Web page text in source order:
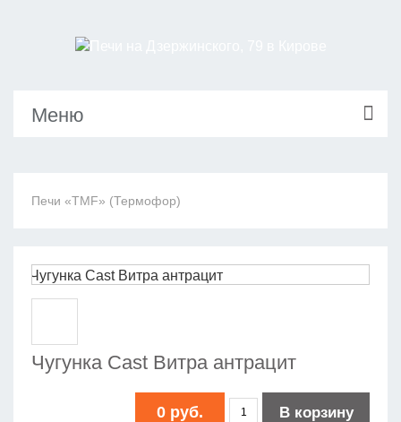
Меню
Печи «TMF» (Термофор)
Чугунка Cast Витра антрацит
0 руб. В корзину